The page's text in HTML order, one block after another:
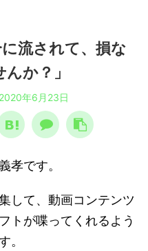
流されて、損な
か？」
2020年6月23日
孝です。
して、動画コンテンツ
トが喋ってくれるよう
。